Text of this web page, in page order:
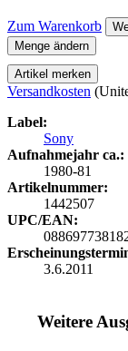
Zum Warenkorb
Menge ändern
Artikel merken
Versandkosten
Label:
Sony
Aufnahmejahr ca.:
1980-81
Artikelnummer:
1442507
UPC/EAN:
3.6.2011
Weitere